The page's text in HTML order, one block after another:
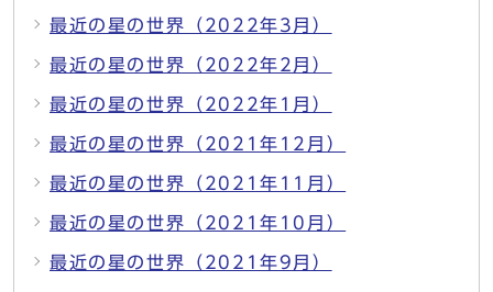
最近の星の世界（2022年3月）
最近の星の世界（2022年2月）
最近の星の世界（2022年1月）
最近の星の世界（2021年12月）
最近の星の世界（2021年11月）
最近の星の世界（2021年10月）
最近の星の世界（2021年9月）